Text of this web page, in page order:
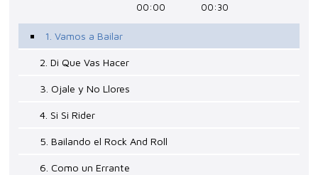
00:00 00:30
1. Vamos a Bailar
2. Di Que Vas Hacer
3. Ojale y No Llores
4. Si Si Rider
5. Bailando el Rock And Roll
6. Como un Errante